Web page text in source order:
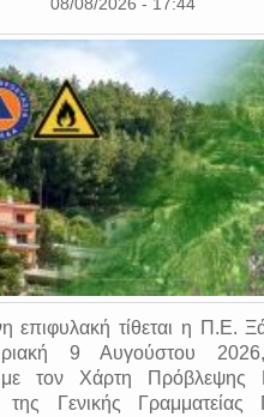
επιφυλακή τίθεται η Π.Ε.
9 Αυγούστου
τον Χάρτη Πρόβλεψης
της Γενικής Γραμματείας